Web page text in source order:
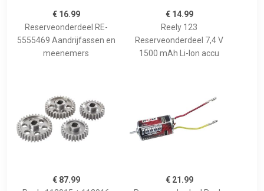
€ 16.99
Reserveonderdeel RE-
5555469 Aandrijfassen en
meenemers
€ 14.99
Reely 123
Reserveonderdeel 7,4 V
1500 mAh Li-Ion accu
€ 87.99
€ 21.99